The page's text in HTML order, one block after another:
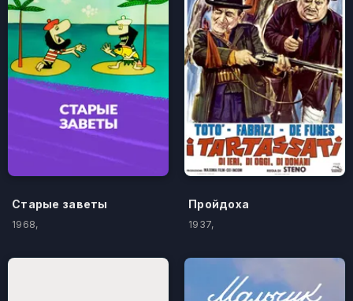
Старые заветы
1968,
Пройдоха
1937,